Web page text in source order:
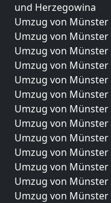
und Herzegowina
Umzug von
Umzug von
Umzug von Münster
Umzug von
Umzug von Münster
Umzug von Münster
Umzug von
Umzug von
Umzug von
Umzug von
Umzug von
Umzug von
Umzug von